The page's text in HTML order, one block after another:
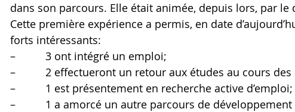
dans son parcours. Elle était animée, depuis lors, par le
Cette première expérience a permis, en date
forts intéressants:
–          3 ont intégré un emploi;
–          2 effectueront un retour aux études au cours
–          1 est présentement en recherche active d’emploi;
–          1 a amorcé un autre parcours de